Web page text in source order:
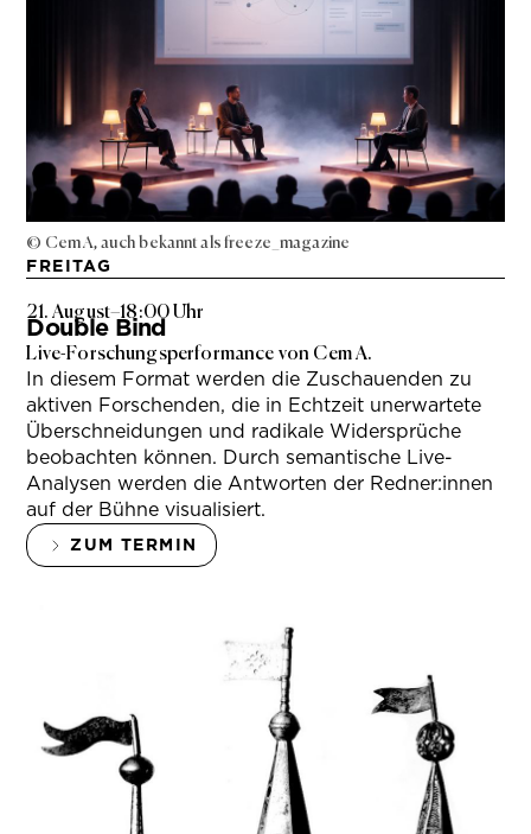
© Cem A, auch bekannt als freeze_magazine
FREITAG
21. August–18:00 Uhr
Double Bind
Live-Forschungsperformance von Cem A.
In diesem Format werden die Zuschauenden zu
aktiven Forschenden, die in Echtzeit unerwartete
Überschneidungen und radikale Widersprüche
beobachten können. Durch semantische Live-
Analysen werden die Antworten der Redner:innen
auf der Bühne visualisiert.
ZUM TERMIN